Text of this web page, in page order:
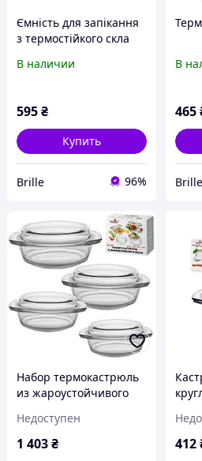
Ємність для запікання
з термостійкого скла
В наличии
595₴
Купить
Brille 96%
В
465
Brille
Набор термокастрюль
из жароустойчивого
MS-0081 (TP010968)
Недоступен
1 403₴
0294
412